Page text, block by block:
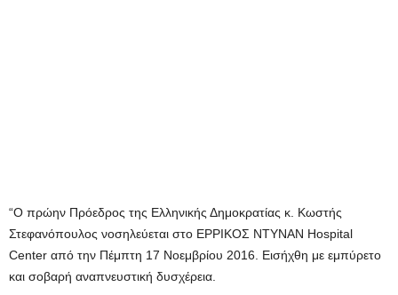
“Ο πρώην Πρόεδρος της Ελληνικής Δημοκρατίας κ. Κωστής
Στεφανόπουλος νοσηλεύεται στο ΕΡΡΙΚΟΣ ΝΤΥΝΑΝ Hospital
Center από την Πέμπτη 17 Νοεμβρίου 2016. Εισήχθη με εμπύρετο
και σοβαρή αναπνευστική δυσχέρεια.